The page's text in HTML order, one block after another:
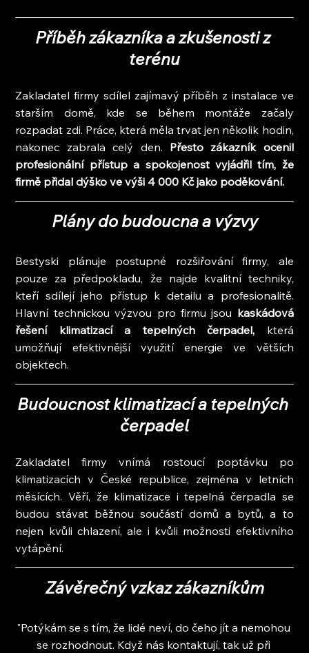
Příběh zákazníka a zkušenosti z
terénu
Zakladatel firmy sdílel zajímavý příběh z instalace ve
starším domě, kde se během montáže začaly
rozpadat zdi. Práce, která měla trvat jen několik hodin,
nakonec zabrala celý den. Přesto zákazník ocenil
profesionální přístup a spokojenost vyjádřil tím, že
firmě přidal dýško ve výši 4 000 Kč jako poděkování.
Plány do budoucna a výzvy
Bestyski plánuje postupné rozšiřování firmy, ale
pouze za předpokladu, že najde kvalitní techniky,
kteří sdílejí jeho přístup k detailu a profesionalitě.
Hlavní technickou výzvou pro firmu jsou kaskádová
řešení klimatizací a tepelných čerpadel, která
umožňují efektivnější využití energie ve větších
objektech.
Budoucnost klimatizací a tepelných
čerpadel
Zakladatel firmy vnímá rostoucí poptávku po
klimatizacích v České republice, zejména v letních
měsících. Věří, že klimatizace i tepelná čerpadla se
budou stávat běžnou součástí domů a bytů, a to
nejen kvůli chlazení, ale i kvůli možnosti efektivního
vytápění.
Závěrečný vzkaz zákazníkům
"Potýkám se s tím, že lidé neví, do čeho jít a nemohou
se rozhodnout. Když nás kontaktují, tak už při